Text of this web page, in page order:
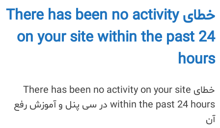
خطای There has been no activity
on your site within the past 24
hours
خطای There has been no activity on your site
within the past 24 hours در سی پنل و آموزش رفع
آن